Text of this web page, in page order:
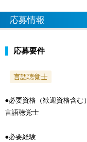
応募情報
応募要件
言語聴覚士
●必要資格（歓迎資格含む）
言語聴覚士
●必要経験